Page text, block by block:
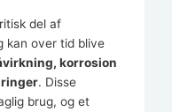
del af
kan over tid blive
korrosion
. Disse
brug, og et